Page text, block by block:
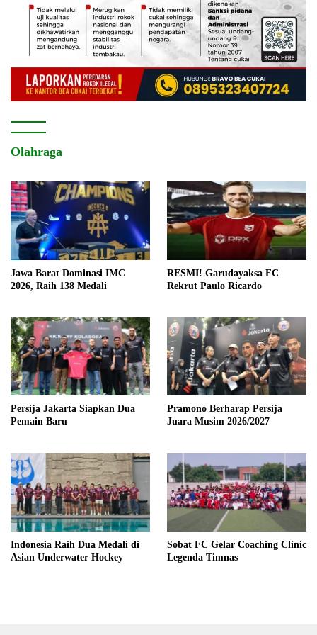
Olahraga
Jawa Barat Dominasi IMC
2026, Raih 138 Medali
RESMI! Garudayaksa FC
Rekrut Paulo Ricardo
Persija Jakarta Siapkan Dua
Pemain Baru
Pramono Berharap Persija
Juara Musim 2026/2027
Indonesia Raih Dua Medali di
Asian Underwater Hockey
Sobat FC Gelar Coaching Clinic
Legenda Timnas